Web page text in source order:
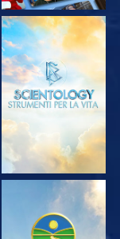
ESPLORA LE
SERIE
GUARDA